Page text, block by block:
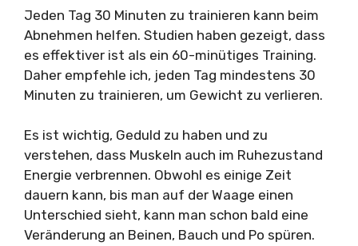
Jeden Tag 30 Minuten zu trainieren kann beim
Abnehmen helfen. Studien haben gezeigt, dass
es effektiver ist als ein 60-minütiges Training.
Daher empfehle ich, jeden Tag mindestens 30
Minuten zu trainieren, um Gewicht zu verlieren.
Es ist wichtig, Geduld zu haben und zu
verstehen, dass Muskeln auch im Ruhezustand
Energie verbrennen. Obwohl es einige Zeit
dauern kann, bis man auf der Waage einen
Unterschied sieht, kann man schon bald eine
Veränderung an Beinen, Bauch und Po spüren.